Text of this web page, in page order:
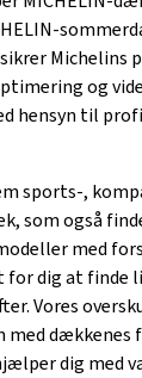
Michelins
og
hensyn til
sports-,
som også
med
dig at finde
Vores
med
dig med